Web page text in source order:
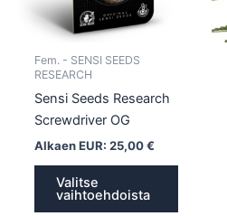
Fem. - SENSI SEEDS
RESEARCH
Sensi Seeds Research
Screwdriver OG
Alkaen EUR: 25,00€
Valitse
vaihtoehdoista
valinnat